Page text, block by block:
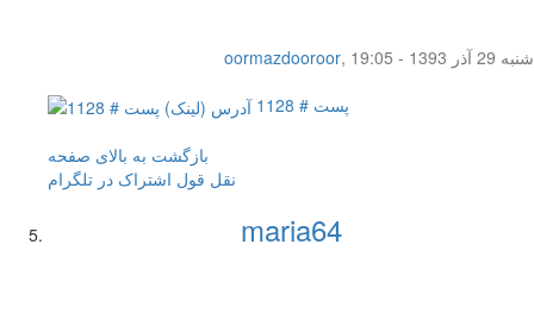
oormazdooroor,
شنبه 29 آذر 1393 - 19:05
پست # 1128
بازگشت به بالای صفحه
نقل قول اشتراک در تلگرام
maria64